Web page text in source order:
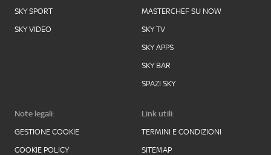
SKY SPORT
SKY VIDEO
MASTERCHEF SU NOW
SKY TV
SKY APPS
SKY BAR
SPAZI SKY
Note legali:
GESTIONE COOKIE
COOKIE POLICY
Link utili:
TERMINI E CONDIZIONI
SITEMAP